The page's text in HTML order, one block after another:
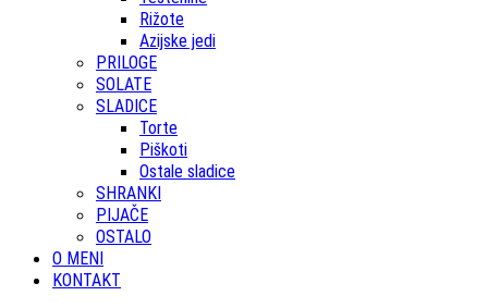
Rižote
Azijske jedi
PRILOGE
SOLATE
SLADICE
Torte
Piškoti
Ostale sladice
SHRANKI
PIJAČE
OSTALO
O MENI
KONTAKT